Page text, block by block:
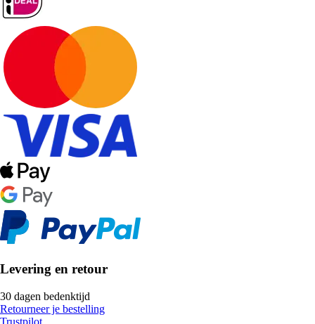
Levering en retour
30 dagen bedenktijd
Retourneer je bestelling
Trustpilot